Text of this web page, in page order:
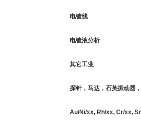
电镀线
电镀液分析
其它工业
探针，马达，石英振动器
Au/Ni/xx, Rh/xx, Cr/xx,